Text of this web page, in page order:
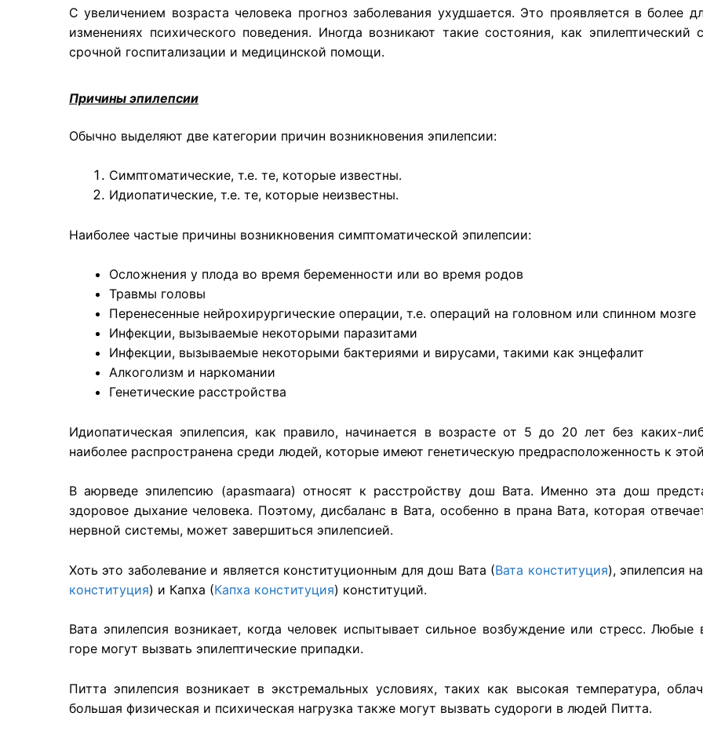
С увеличением возраста человека прогноз заболевания ухудшается. Это проявляется в более
изменениях психического поведения. Иногда возникают такие состояния, как
срочной госпитализации и медицинской помощи.
Причины эпилепсии
Обычно выделяют две категории причин возникновения эпилепсии:
Симптоматические, т.е. те, которые известны.
Идиопатические, т.е. те, которые неизвестны.
Наиболее частые причины возникновения симптоматической эпилепсии:
Осложнения у плода во время беременности или во время родов
Травмы головы
Перенесенные нейрохирургические операции, т.е. операций на головном или спинном мозге
Инфекции, вызываемые некоторыми паразитами
Инфекции, вызываемые некоторыми бактериями и вирусами, такими как энцефалит
Алкоголизм и наркомании
Генетические расстройства
Идиопатическая эпилепсия, как правило, начинается в возрасте от 5 до 20 лет без каких-
наиболее распространена среди людей, которые имеют генетическую предрасположенность к
В аюрведе эпилепсию (apasmaara) относят к расстройству дош Вата. Именно эта дош
здоровое дыхание человека. Поэтому, дисбаланс в Вата, особенно в прана Вата, которая
нервной системы, может завершиться эпилепсией.
Хоть это заболевание и является конституционным для дош Вата (Вата конституция), эпилепсия
конституция) и Капха (Капха конституция) конституций.
Вата эпилепсия возникает, когда человек испытывает сильное возбуждение или стресс.
горе могут вызвать эпилептические припадки.
Питта эпилепсия возникает в экстремальных условиях, таких как высокая температура,
большая физическая и психическая нагрузка также могут вызвать судороги в людей Питта.